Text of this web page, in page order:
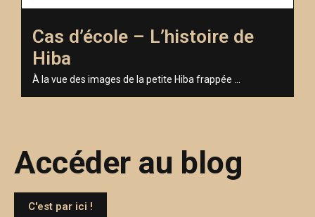
Cas d’école – L’histoire de
Hiba
À la vue des images de la petite Hiba frappée ...
Accéder au blog
C'est par ici !